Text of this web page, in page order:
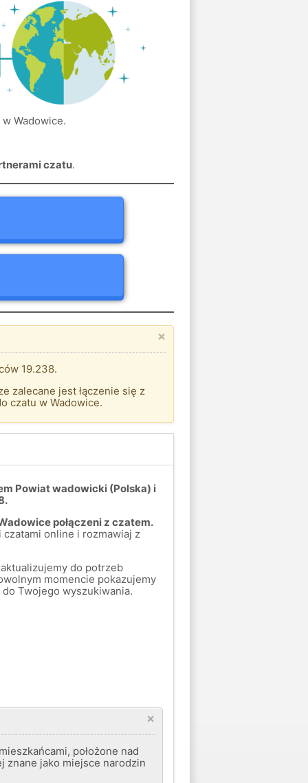
Wadowice.
czatu.
×
19.238.
zalecane jest łączenie się z
czatu w Wadowice.
Powiat wadowicki (Polska) i
połączeni z czatem.
czatami online i rozmawiaj z
do potrzeb
momencie pokazujemy
Twojego wyszukiwania.
×
położone nad
znane jako miejsce narodzin